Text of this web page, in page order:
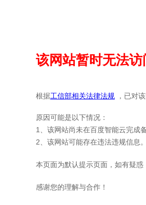
该网站暂时无法访
根据工信部相关法律法规 ，已对
原因可能是以下情况：
1、该网站尚未在百度智能云完成
2、该网站可能存在违法违规信息。
本页面为默认提示页面，如有疑惑
感谢您的理解与合作！